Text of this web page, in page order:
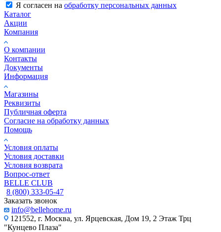
Я согласен на обработку персональных данных
Каталог
Акции
Компания
О компании
Контакты
Документы
Информация
Магазины
Реквизиты
Публичная оферта
Согласие на обработку данных
Помощь
Условия оплаты
Условия доставки
Условия возврата
Вопрос-ответ
BELLE CLUB
8 (800) 333-05-47
Заказать звонок
info@bellehome.ru
121552, г. Москва, ул. Ярцевская, Дом 19, 2 Этаж Трц
"Кунцево Плаза"